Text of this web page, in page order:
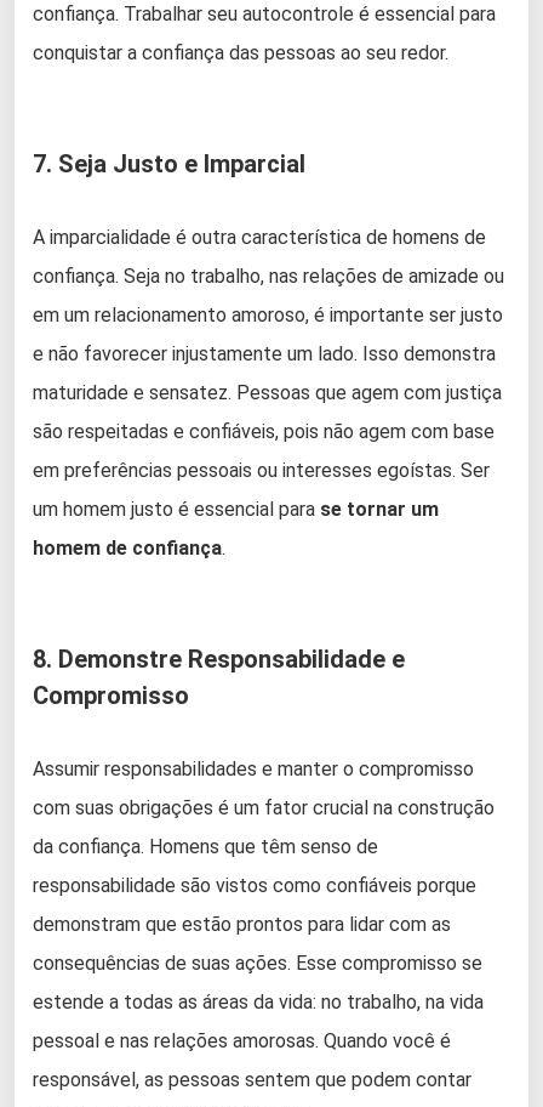
confiança. Trabalhar seu autocontrole é essencial para
conquistar a confiança das pessoas ao seu redor.
7. Seja Justo e Imparcial
A imparcialidade é outra característica de homens de
confiança. Seja no trabalho, nas relações de amizade ou
em um relacionamento amoroso, é importante ser justo
e não favorecer injustamente um lado. Isso demonstra
maturidade e sensatez. Pessoas que agem com justiça
são respeitadas e confiáveis, pois não agem com base
em preferências pessoais ou interesses egoístas. Ser
um homem justo é essencial para se tornar um
homem de confiança.
8. Demonstre Responsabilidade e
Compromisso
Assumir responsabilidades e manter o compromisso
com suas obrigações é um fator crucial na construção
da confiança. Homens que têm senso de
responsabilidade são vistos como confiáveis porque
demonstram que estão prontos para lidar com as
consequências de suas ações. Esse compromisso se
estende a todas as áreas da vida: no trabalho, na vida
pessoal e nas relações amorosas. Quando você é
responsável, as pessoas sentem que podem contar